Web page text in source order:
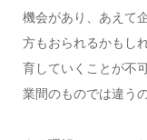
機会があり、あえて
方もおられるかもし
育していくことが不
業間のものでは違う